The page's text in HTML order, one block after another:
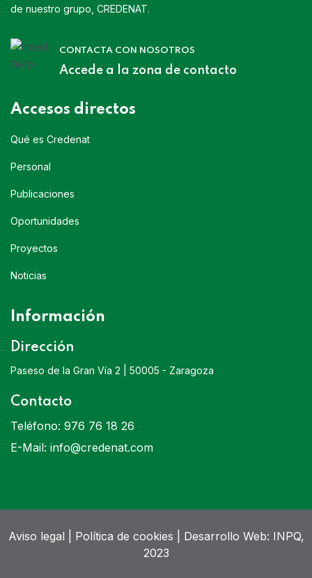
de nuestro grupo, CREDENAT.
CONTACTA CON NOSOTROS
Accede a la zona de contacto
Accesos directos
Qué es Credenat
Personal
Publicaciones
Oportunidades
Proyectos
Noticias
Información
Dirección
Paseso de la Gran Vía 2 | 50005 - Zaragoza
Contacto
Teléfono: 976 76 18 26
E-Mail: info@credenat.com
Aviso legal Política de cookies | Desarrollo Web: INPQ,
2023